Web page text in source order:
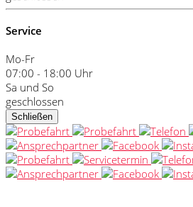
Service
Mo-Fr
07:00 - 18:00 Uhr
Sa und So
geschlossen
Schließen